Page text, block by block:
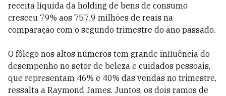
receita líquida da holding de bens de consumo
cresceu 79% aos 757,9 milhões de reais na
comparação com o segundo trimestre do ano passado.
O fôlego nos altos números tem grande influência do
desempenho no setor de beleza e cuidados pessoais,
que representam 46% e 40% das vendas no trimestre,
ressalta a Raymond James. Juntos, os dois ramos de